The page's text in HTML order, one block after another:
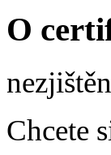
O
Chcete